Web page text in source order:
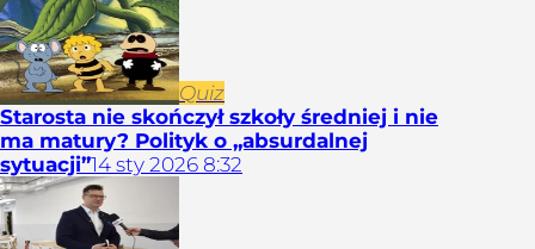
Quiz
Starosta nie skończył szkoły średniej i nie
ma matury? Polityk o „absurdalnej
sytuacji”14 sty 2026 8:32